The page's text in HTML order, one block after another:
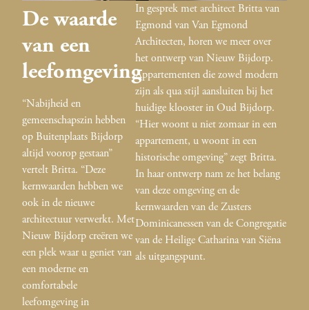
In gesprek met architect Britta van
Egmond van Van Egmond
Architecten, horen we meer over
het ontwerp van Nieuw Bijdorp.
Appartementen die zowel modern
zijn als qua stijl aansluiten bij het
huidige klooster in Oud Bijdorp.
“Hier woont u niet zomaar in een
appartement, u woont in een
historische omgeving” zegt Britta.
In haar ontwerp nam ze het belang
van deze omgeving en de
kernwaarden van de Zusters
Dominicanessen van de Congregatie
van de Heilige Catharina van Siëna
als uitgangspunt.
De waarde
van een
leefomgeving
“Nabijheid en
gemeenschapszin hebben
op Buitenplaats Bijdorp
altijd voorop gestaan”
vertelt Britta. “Deze
kernwaarden hebben we
ook in de nieuwe
architectuur verwerkt. Met
Nieuw Bijdorp creëren we
een plek waar u geniet van
een moderne en
comfortabele
leefomgeving in